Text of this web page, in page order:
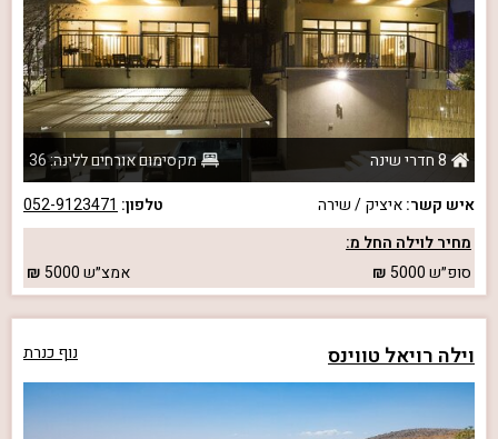
8 חדרי שינה
מקסימום אורחים ללינה: 36
איש קשר:איציק / שירה טלפון: 052-9123471
מחיר לוילה החל מ:
סופ״ש5000 אמצ״ש5000
וילה רויאל טווינס נוף כנרת